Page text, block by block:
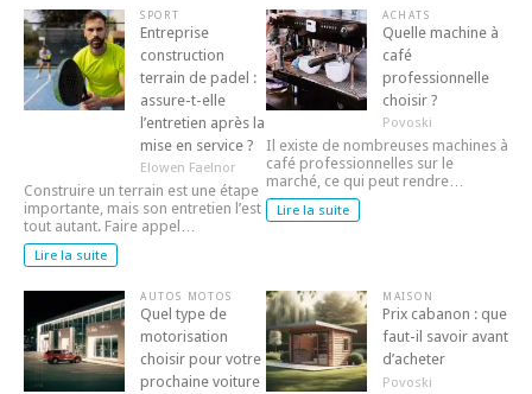
SPORT
Entreprise
construction
terrain de padel :
assure-t-elle
l’entretien après la
mise en service ?
Elowen Faelnor
Construire un terrain est une étape
importante, mais son entretien l’est
tout autant. Faire appel…
Lire la suite
ACHATS
Quelle machine à
café
professionnelle
choisir ?
Povoski
Il existe de nombreuses machines à
café professionnelles sur le
marché, ce qui peut rendre…
Lire la suite
AUTOS MOTOS
Quel type de
motorisation
choisir pour votre
prochaine voiture
MAISON
Prix cabanon : que
faut-il savoir avant
d’acheter
Povoski